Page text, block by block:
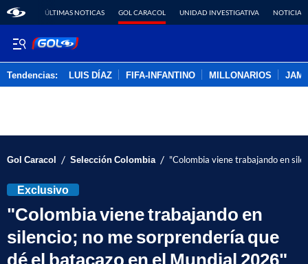
ÚLTIMAS NOTICAS GOL CARACOL UNIDAD INVESTIGATIVA NOTICIAS
Tendencias: LUIS DÍAZ FIFA-INFANTINO MILLONARIOS
Gol Caracol / Selección Colombia / "Colombia viene trabajando en
Exclusivo
"Colombia viene trabajando en
silencio; no me sorprendería que
dé el batacazo en el Mundial 2026"